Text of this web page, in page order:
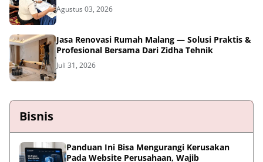
Agustus 03, 2026
Jasa Renovasi Rumah Malang — Solusi Praktis &
Profesional Bersama Dari Zidha Tehnik
Juli 31, 2026
Bisnis
Panduan Ini Bisa Mengurangi Kerusakan
Pada Website Perusahaan, Wajib